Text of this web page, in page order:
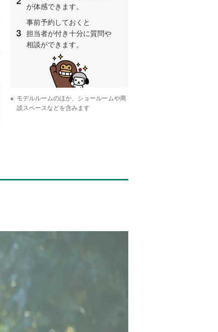
が体感できます。
3
事前予約しておくと
担当者が付き十分に質問や
相談ができます。
モデルルームのほか、ショールームや商
談スペースなどを含みます